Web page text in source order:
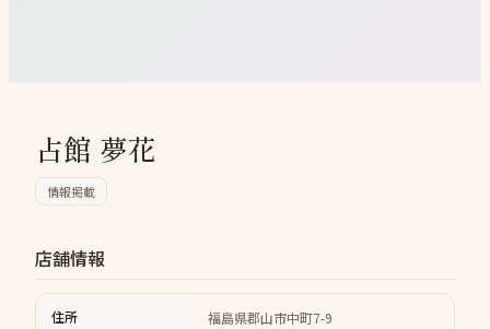
占館 夢花
情報掲載
店舗情報
住所 福島県郡山市中町7-9